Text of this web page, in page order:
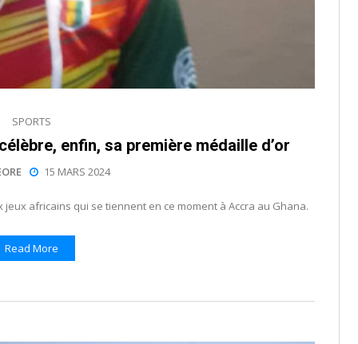
SPORTS
enfin, sa première médaille d’or
15 MARS 2024
africains qui se tiennent en ce moment à Accra au Ghana.
Read More